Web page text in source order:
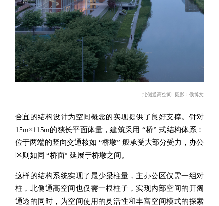
北侧通高空间 摄影： 侯博文
合宜的结构设计为空间概念的实现提供了良好支撑。针对
15m×115m的狭长平面体量，建筑采用 “桥” 式结构体系：
位于两端的竖向交通核如 “桥墩” 般承受大部分受力，办公
区则如同 “桥面” 延展于桥墩之间。
这样的结构系统实现了最少梁柱量，主办公区仅需一组对
柱，北侧通高空间也仅需一根柱子，实现内部空间的开阔
通透的同时，为空间使用的灵活性和丰富空间模式的探索